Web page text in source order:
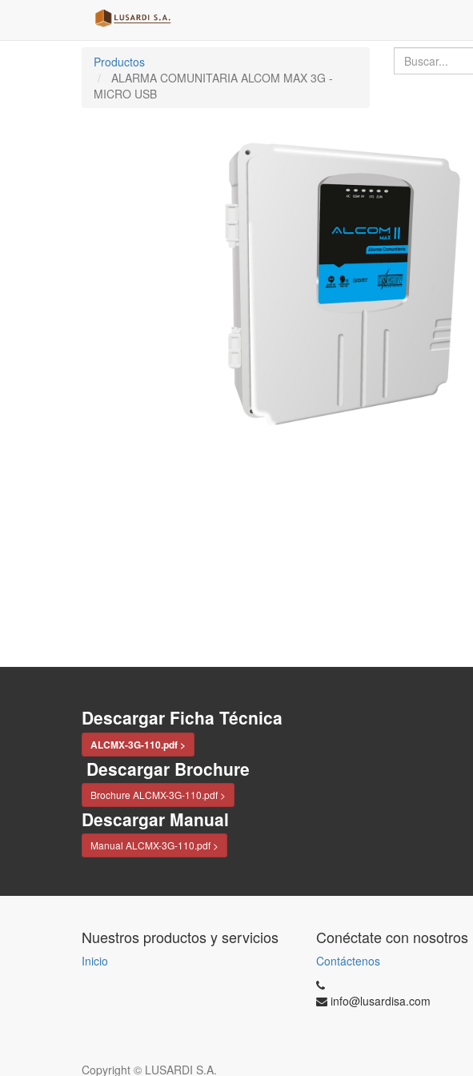
Productos
ALARMA COMUNITARIA ALCOM MAX 3G -
MICRO USB
Descargar Ficha Técnica
ALCMX-3G-110.pdf >
Descargar Brochure
Brochure ALCMX-3G-110.pdf >
Descargar Manual
Manual ALCMX-3G-110.pdf >
Nuestros productos y servicios
Inicio
Conéctate con nosotros
Contáctenos
info@lusardisa.com
Copyright © LUSARDI S.A.